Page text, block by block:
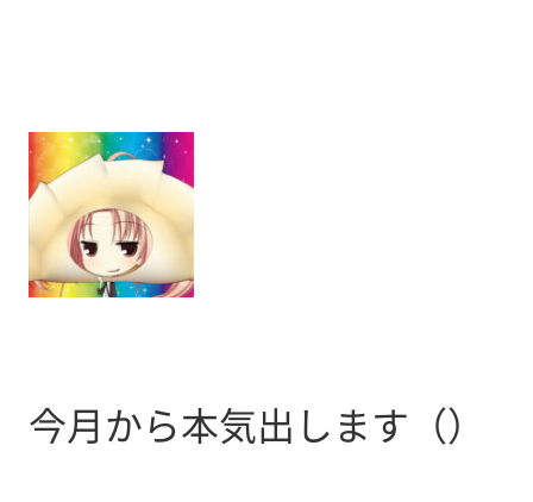
今月から本気出します（）